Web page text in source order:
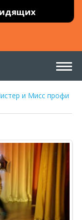
и Мисс профи